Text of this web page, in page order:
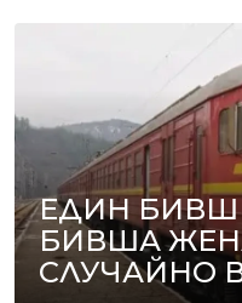
ЕДИН
БИВША
СЛУЧАЙНО